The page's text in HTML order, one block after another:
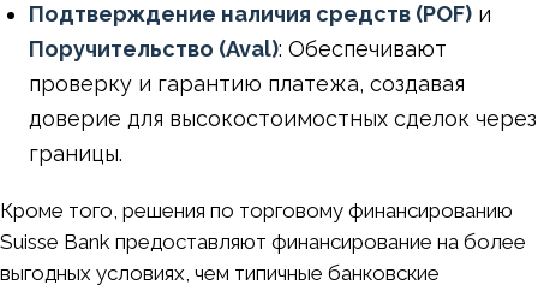
Подтверждение наличия средств (POF) и
Поручительство (Aval): Обеспечивают
проверку и гарантию платежа, создавая
доверие для высокостоимостных сделок через
границы.
Кроме того, решения по торговому финансированию
Suisse Bank предоставляют финансирование на более
выгодных условиях, чем типичные банковские